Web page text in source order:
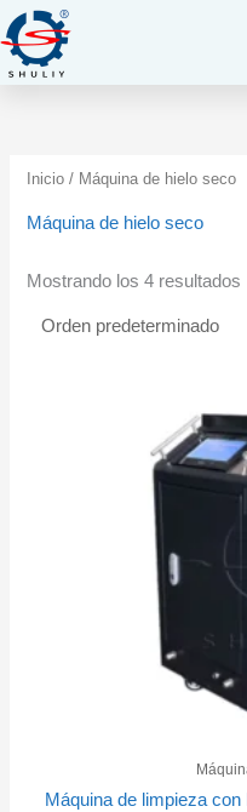
al
contenido
Inicio / Máquina de hielo seco
Máquina de hielo seco
Mostrando los 4 resultados
Máquina de limpieza